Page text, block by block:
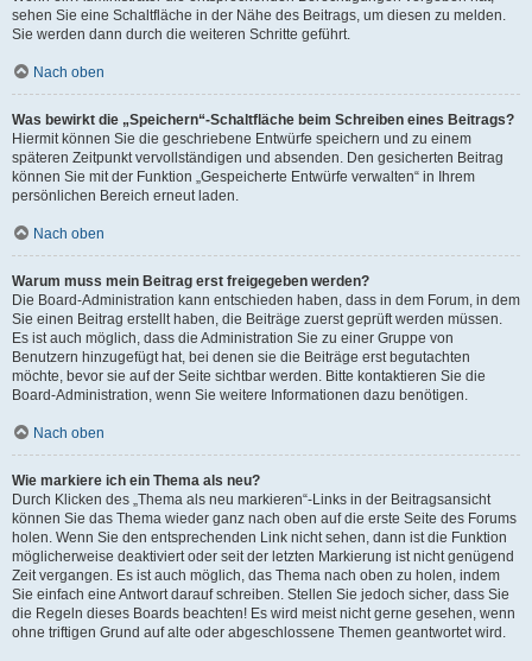
sehen Sie eine Schaltfläche in der Nähe des Beitrags, um diesen zu melden.
Sie werden dann durch die weiteren Schritte geführt.
Nach oben
Was bewirkt die „Speichern“-Schaltfläche beim Schreiben eines Beitrags?
Hiermit können Sie die geschriebene Entwürfe speichern und zu einem
späteren Zeitpunkt vervollständigen und absenden. Den gesicherten Beitrag
können Sie mit der Funktion „Gespeicherte Entwürfe verwalten“ in Ihrem
persönlichen Bereich erneut laden.
Nach oben
Warum muss mein Beitrag erst freigegeben werden?
Die Board-Administration kann entschieden haben, dass in dem Forum, in dem
Sie einen Beitrag erstellt haben, die Beiträge zuerst geprüft werden müssen.
Es ist auch möglich, dass die Administration Sie zu einer Gruppe von
Benutzern hinzugefügt hat, bei denen sie die Beiträge erst begutachten
möchte, bevor sie auf der Seite sichtbar werden. Bitte kontaktieren Sie die
Board-Administration, wenn Sie weitere Informationen dazu benötigen.
Nach oben
Wie markiere ich ein Thema als neu?
Durch Klicken des „Thema als neu markieren“-Links in der Beitragsansicht
können Sie das Thema wieder ganz nach oben auf die erste Seite des Forums
holen. Wenn Sie den entsprechenden Link nicht sehen, dann ist die Funktion
möglicherweise deaktiviert oder seit der letzten Markierung ist nicht genügend
Zeit vergangen. Es ist auch möglich, das Thema nach oben zu holen, indem
Sie einfach eine Antwort darauf schreiben. Stellen Sie jedoch sicher, dass Sie
die Regeln dieses Boards beachten! Es wird meist nicht gerne gesehen, wenn
ohne triftigen Grund auf alte oder abgeschlossene Themen geantwortet wird.